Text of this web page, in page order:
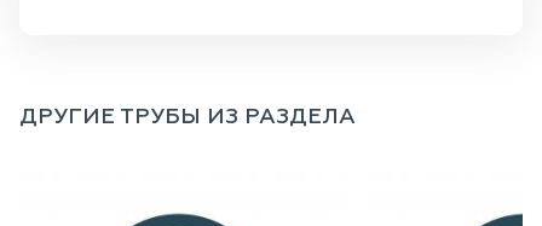
ДРУГИЕ ТРУБЫ ИЗ РАЗДЕЛА